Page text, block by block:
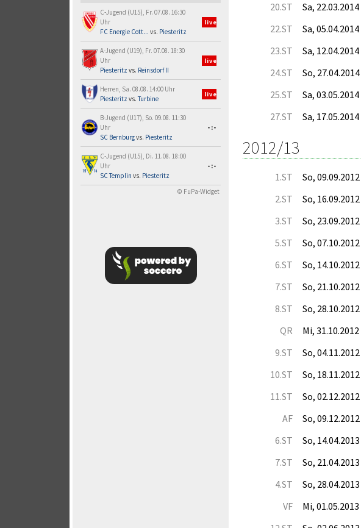
C-Jugend (U15), Fr. 07.08. 16:30
Uhr
FC Energie Cott... vs. Piesteritz
live
A-Jugend (U19), Fr. 07.08. 18:30
Uhr
Piesteritz vs. Reinsdorf II
live
Herren, Sa. 08.08. 14:00 Uhr
Piesteritz vs.Turbine
live
B-Jugend (U17), So. 09.08. 11:30
Uhr
SC Bernburgvs. Piesteritz
-:-
C-Jugend (U15), Di. 11.08. 18:00
Uhr
SC Templin vs. Piesteritz
-:-
© FuPa-Widget
20.ST
Sa, 22.03.2014
22.ST
Sa, 05.04.2014
23.ST
Sa, 12.04.2014
24.ST
So, 27.04.2014
25.ST
Sa, 03.05.2014
27.ST
Sa, 17.05.2014
2012/13
1.ST So, 09.09.2012
2.ST
So, 16.09.2012
3.ST
So, 23.09.2012
5.ST
So, 07.10.2012
6.ST
So, 14.10.2012
7.ST
So, 21.10.2012
8.ST
So, 28.10.2012
QR
Mi, 31.10.2012
9.ST
So, 04.11.2012
10.ST
So, 18.11.2012
11.ST
So, 02.12.2012
AF
So, 09.12.2012
6.ST
So, 14.04.2013
7.ST
So, 21.04.2013
4.ST
So, 28.04.2013
VF
Mi, 01.05.2013